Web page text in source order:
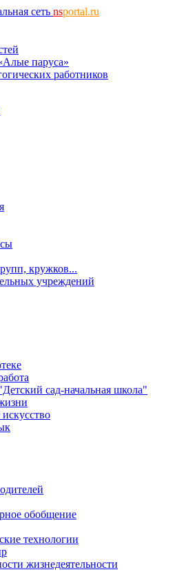
сеть nsportal.ru
паруса»
работников
кружков...
учреждений
сад-начальная школа"
обобщение
технологии
жизнедеятельности